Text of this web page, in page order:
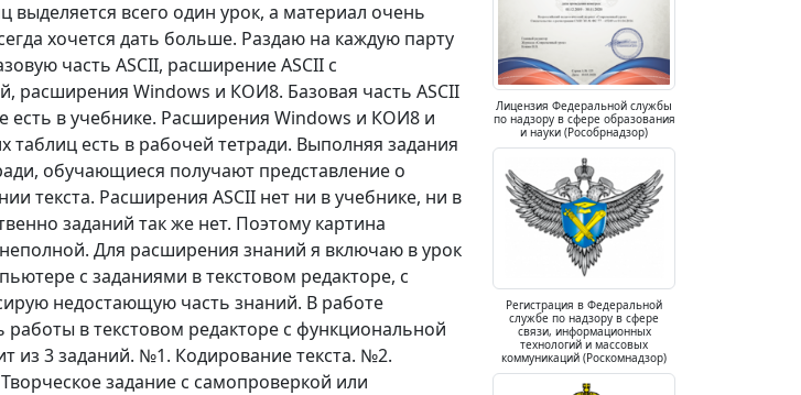
выделяется всего один урок, а материал очень
хочется дать больше. Раздаю на каждую парту
часть ASCII, расширение ASCII с
расширения Windows и КОИ8. Базовая часть ASCII
есть в учебнике. Расширения Windows и КОИ8 и
таблиц есть в рабочей тетради. Выполняя задания
обучающиеся получают представление о
текста. Расширения ASCII нет ни в учебнике, ни в
заданий так же нет. Поэтому картина
Для расширения знаний я включаю в урок
с заданиями в текстовом редакторе, с
недостающую часть знаний. В работе
в текстовом редакторе с функциональной
из 3 заданий. №1. Кодирование текста. №2.
задание с самопроверкой или
Лицензия Федеральной службы
по надзору в сфере образования
и науки (Рособрнадзор)
Регистрация в Федеральной
службе по надзору в сфере
связи, информационных
технологий и массовых
коммуникаций (Роскомнадзор)